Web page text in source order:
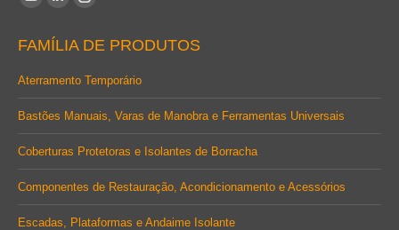
opens
in
window
Linkedin
opens
in
window
Instagram
opens
in
window
FAMÍLIA DE PRODUTOS
Aterramento Temporário
Bastões Manuais, Varas de Manobra e Ferramentas Universais
Coberturas Protetoras e Isolantes de Borracha
Componentes de Restauração, Acondicionamento e Acessórios
Escadas, Plataformas e Andaime Isolante